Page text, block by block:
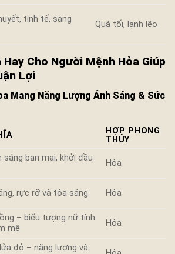
tinh tế, sang
Quá tối, lạnh lẽo
Hay Cho Người Mệnh Hỏa Giúp
Lợi
Mang Năng Lượng Ánh Sáng & Sức
HỢP PHONG
THỦY
sáng ban mai, khởi đầu
Hỏa
rực rỡ và tỏa sáng Hỏa
– biểu tượng nữ tính
mê
Hỏa
đỏ – năng lượng và